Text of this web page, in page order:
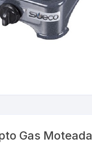
Gas Moteada